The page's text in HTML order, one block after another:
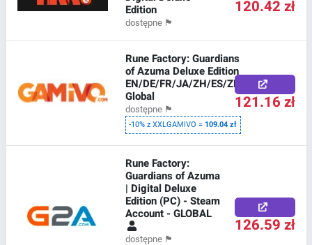
Edition
dostępne 🏴
120.42 zł
Rune Factory: Guardians
of Azuma Deluxe Edition
EN/DE/FR/JA/ZH/ES/ZH
Global
dostępne 🏴
-10% z XXLGAMIVO =109.04 zł
121.16 zł
Rune Factory:
Guardians of Azuma
| Digital Deluxe
Edition (PC) - Steam
Account - GLOBAL
dostępne 🏴
126.59 zł